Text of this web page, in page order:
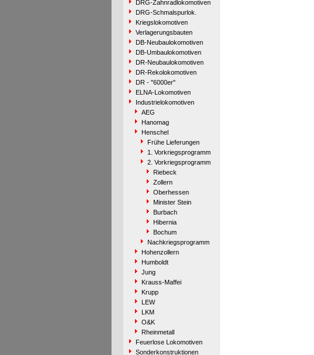
DRG-Zahnradlokomotiven
DRG-Schmalspurlok.
Kriegslokomotiven
Verlagerungsbauten
DB-Neubaulokomotiven
DB-Umbaulokomotiven
DR-Neubaulokomotiven
DR-Rekolokomotiven
DR - "6000er"
ELNA-Lokomotiven
Industrielokomotiven
AEG
Hanomag
Henschel
Frühe Lieferungen
1. Vorkriegsprogramm
2. Vorkriegsprogramm
Riebeck
Zollern
Oberhessen
Minister Stein
Burbach
Hibernia
Bochum
Nachkriegsprogramm
Hohenzollern
Humboldt
Jung
Krauss-Maffei
Krupp
LEW
LKM
O&K
Rheinmetall
Feuerlose Lokomotiven
Sonderkonstruktionen